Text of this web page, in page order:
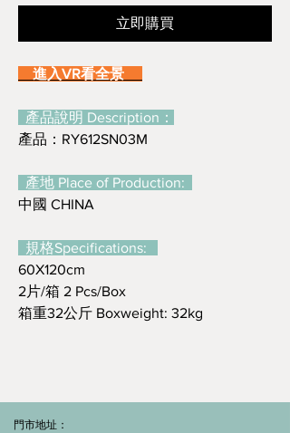
立即購買
進入VR看全景
產品說明 Description：
產品：RY612SN03M
產地 Place of Production:
中國 CHINA
規格Specifications:
60X120cm
2片/箱 2 Pcs/Box
箱重32公斤 Boxweight: 32kg
門市地址：